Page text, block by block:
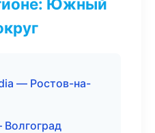
Южный
— Ростов-на-